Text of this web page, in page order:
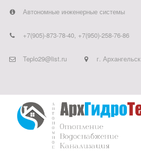
Автономные инженерные системы
+7(905)-873-78-40, +7(950)-258-76-86
Teplo29@list.ru г. Архангельск